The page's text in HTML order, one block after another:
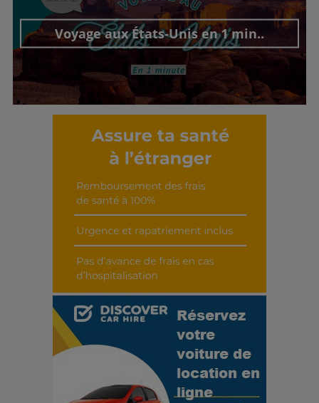
Voyage aux États-Unis en 1 min..
Découvrir cet interview